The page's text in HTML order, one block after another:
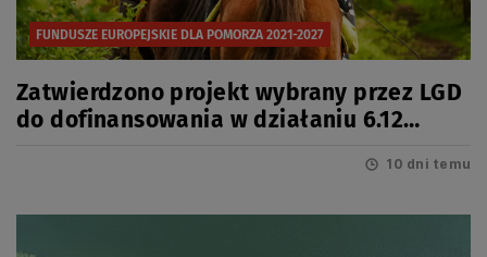
FUNDUSZE EUROPEJSKIE DLA POMORZA 2021-2027
Zatwierdzono projekt wybrany przez LGD
do dofinansowania w działaniu 6.12
10 dni temu